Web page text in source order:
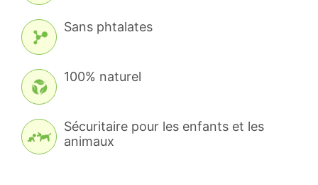
Sans phtalates
100% naturel
Sécuritaire pour les enfants et les
animaux